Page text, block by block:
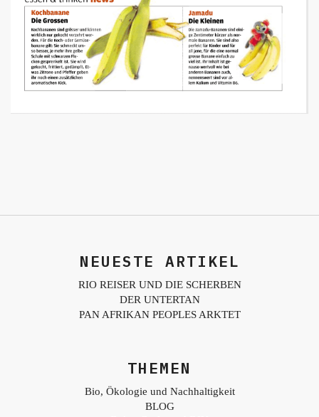
NEUESTE ARTIKEL
RIO REISER UND DIE SCHERBEN
DER UNTERTAN
PAN AFRIKAN PEOPLES ARKTET
THEMEN
Bio, Ökologie und Nachhaltigkeit
BLOG